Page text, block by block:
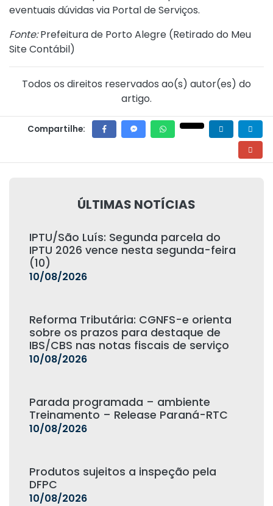
eventuais dúvidas via Portal de Serviços.
Fonte:Prefeitura de Porto Alegre (Retirado do Meu
Site Contábil)
Todos os direitos reservados ao(s) autor(es) do
artigo.
Compartilhe:
ÚLTIMAS NOTÍCIAS
IPTU/São Luís: Segunda parcela do
IPTU 2026 vence nesta segunda-feira
(10)
10/08/2026
Reforma Tributária: CGNFS-e orienta
sobre os prazos para destaque de
IBS/CBS nas notas fiscais de serviço
10/08/2026
Parada programada – ambiente
Treinamento – Release Paraná-RTC
10/08/2026
Produtos sujeitos a inspeção pela
DFPC
10/08/2026